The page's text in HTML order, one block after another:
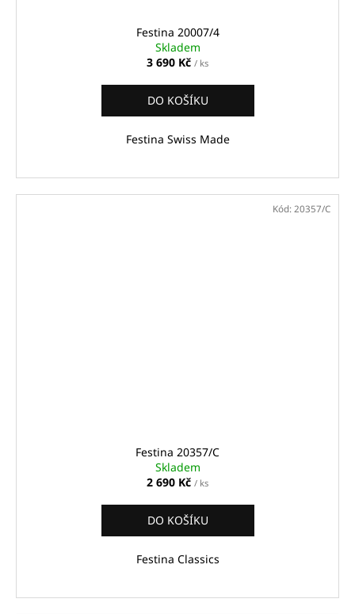
Festina 20007/4
Skladem
3 690 Kč / ks
DO KOŠÍKU
Festina Swiss Made
Festina 20357/C
Skladem
2 690 Kč / ks
DO KOŠÍKU
Festina Classics
Kód: 20357/C